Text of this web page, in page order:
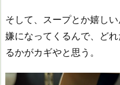
そして、スープとか嬉し
嫌になってくるんで、ど
るかがカギやと思う。